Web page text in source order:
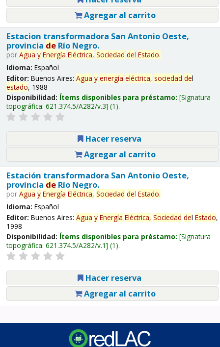
Agregar al carrito
Estacion transformadora San Antonio Oeste,
provincia deRío Negro.
por Agua y Energía Eléctrica, Sociedad del Estado.
Idioma: Español
Editor: Buenos Aires: Agua y energía eléctrica, sociedad del
estado, 1988
Disponibilidad: Ítems disponibles para préstamo: Signatura
topográfica: 621.374.5/A282/v.3 (1).
Hacer reserva
Agregar al carrito
Estación transformadora San Antonio Oeste,
provincia deRío Negro.
por Agua y Energía Eléctrica, Sociedad del Estado.
Idioma: Español
Editor: Buenos Aires: Agua y Energía Eléctrica, Sociedad del Estado,
1998
Disponibilidad: Ítems disponibles para préstamo: Signatura
topográfica: 621.374.5/A282/v.1 (1).
Hacer reserva
Agregar al carrito